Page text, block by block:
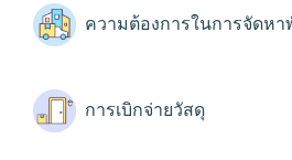
ความต้องการในการจัดหา
การเบิกจ่ายวัสดุ